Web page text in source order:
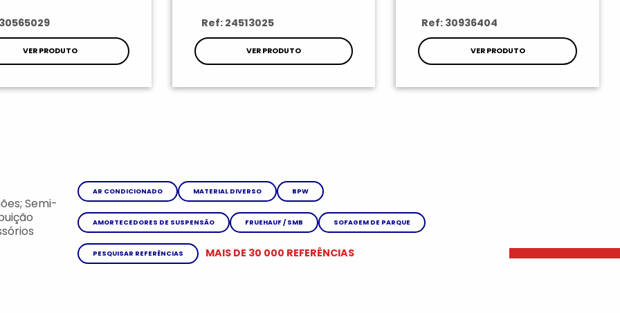
VER PRODUTO
Ref: 24513025
VER PRODUTO
Ref: 30936404
VER PRODUTO
Semi-
AR CONDICIONADO MATERIAL DIVERSO BPW
AMORTECEDORES DE SUSPENSÃO FRUEHAUF / SMB SOFAGEM DE PARQUE
PESQUISAR REFERÊNCIAS MAIS DE 30 000 REFERÊNCIAS